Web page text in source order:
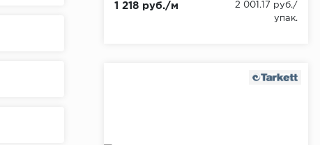
1 218 руб./м
2 001.17 руб./
упак.